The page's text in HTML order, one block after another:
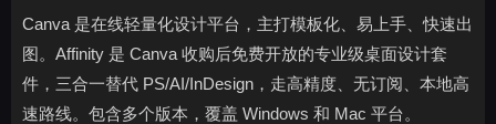
Canva 是在线轻量化设计平台，主打模板化、易上手、快速出
图。Affinity 是 Canva 收购后免费开放的专业级桌面设计套
件，三合一替代 PS/AI/InDesign，走高精度、无订阅、本地高
速路线。包含多个版本，覆盖 Windows 和 Mac 平台。